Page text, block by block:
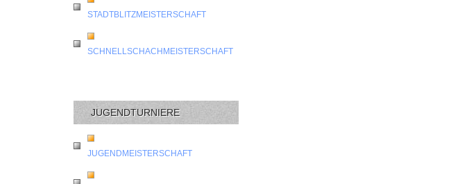
STADTBLITZMEISTERSCHAFT
SCHNELLSCHACHMEISTERSCHAFT
JUGENDTURNIERE
JUGENDMEISTERSCHAFT